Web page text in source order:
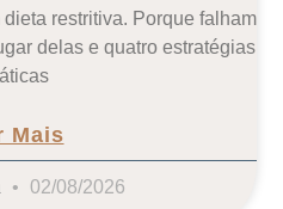
restritiva. Porque falham
delas e quatro estratégias
Mais
02/08/2026